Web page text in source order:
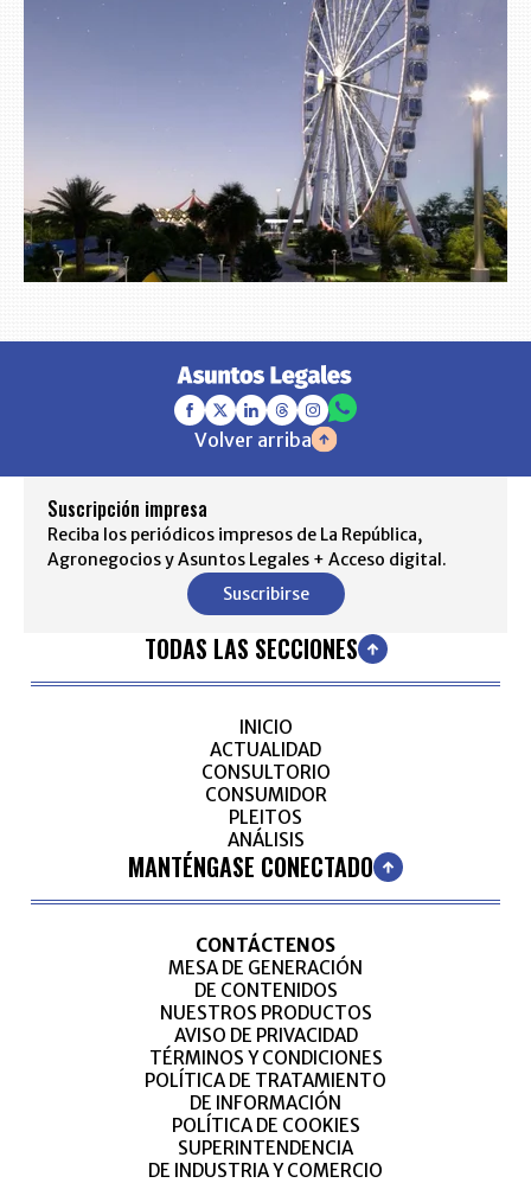
Volver arriba
Suscripción impresa
Reciba los periódicos impresos de La República,
Agronegocios y Asuntos Legales + Acceso digital.
Suscribirse
TODAS LAS SECCIONES
INICIO
ACTUALIDAD
CONSULTORIO
CONSUMIDOR
PLEITOS
ANÁLISIS
MANTÉNGASE CONECTADO
CONTÁCTENOS
MESA DE GENERACIÓN
DE CONTENIDOS
NUESTROS PRODUCTOS
AVISO DE PRIVACIDAD
TÉRMINOS Y CONDICIONES
POLÍTICA DE TRATAMIENTO
DE INFORMACIÓN
POLÍTICA DE COOKIES
SUPERINTENDENCIA
DE INDUSTRIA Y COMERCIO